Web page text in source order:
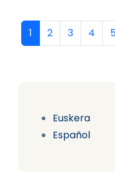
Euskera
Español
Paginación
Página actual
1 Página
2 Página
3 4